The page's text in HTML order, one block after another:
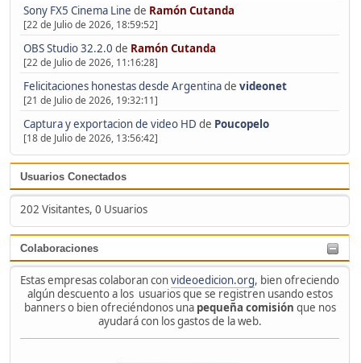
Sony FX5 Cinema Line de Ramón Cutanda
[22 de Julio de 2026, 18:59:52]
OBS Studio 32.2.0 de Ramón Cutanda
[22 de Julio de 2026, 11:16:28]
Felicitaciones honestas desde Argentinade videonet
[21 de Julio de 2026, 19:32:11]
Captura y exportacion de video HD de Poucopelo
[18 de Julio de 2026, 13:56:42]
Usuarios Conectados
202 Visitantes, 0 Usuarios
Colaboraciones
Estas empresas colaboran convideoedicion.org, bien ofreciendo
algún descuento a los usuarios que se registren usando estos
banners o bien ofreciéndonos una pequeña comisión que nos
ayudará con los gastos de la web.